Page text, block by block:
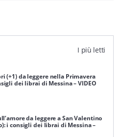
I più letti
(+1) da leggere nella Primavera
dei librai di Messina – VIDEO
da leggere a San Valentino
i consigli dei librai di Messina –